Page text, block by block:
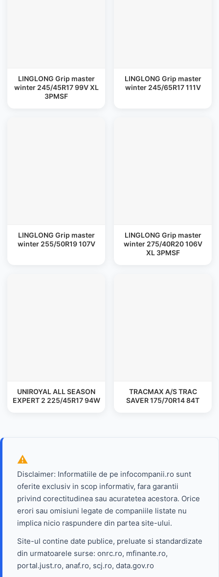
LINGLONG Grip master
winter 245/45R17 99V XL
3PMSF
LINGLONG Grip master
winter 245/65R17 111V
LINGLONG Grip master
winter 255/50R19 107V
LINGLONG Grip master
winter 275/40R20 106V
XL 3PMSF
UNIROYAL ALL SEASON
EXPERT 2 225/45R17 94W
TRACMAX A/S TRAC
SAVER 175/70R14 84T
Disclaimer: Informatiile de pe infocompanii.ro sunt
oferite exclusiv in scop informativ, fara garantii
privind corectitudinea sau acuratetea acestora. Orice
erori sau omisiuni legate de companiile listate nu
implica nicio raspundere din partea site-ului.
Site-ul contine date publice, preluate si standardizate
din urmatoarele surse: onrc.ro, mfinante.ro,
portal.just.ro, anaf.ro, scj.ro, data.gov.ro